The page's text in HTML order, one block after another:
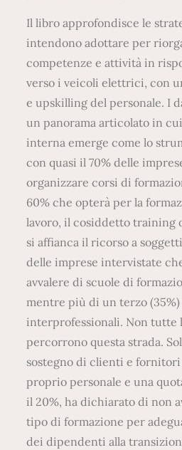
Il libro approfondisce le
intendono adottare per
competenze e attività in
verso i veicoli elettrici, con
e upskilling del personale. I
un panorama articolato in
interna emerge come lo
con quasi il 70% delle
organizzare corsi di
60% che opterà per la
lavoro, il cosiddetto training
si affianca il ricorso a
delle imprese intervistate
avvalere di scuole di
mentre più di un terzo
interprofessionali. Non tutte
percorrono questa strada.
sostegno di clienti e
proprio personale e una
il 20%, ha dichiarato di non
tipo di formazione per
dei dipendenti alla